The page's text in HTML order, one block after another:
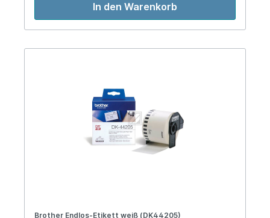
In den Warenkorb
Brother Endlos-Etikett weiß (DK44205)